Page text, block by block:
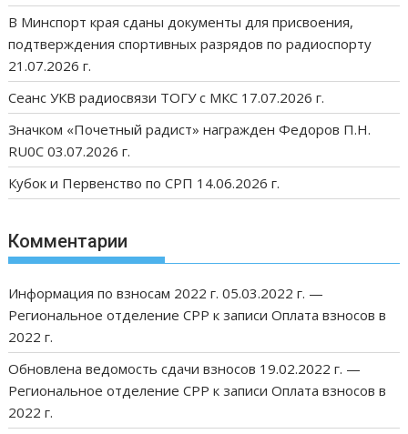
В Минспорт края сданы документы для присвоения,
подтверждения спортивных разрядов по радиоспорту
21.07.2026 г.
Сеанс УКВ радиосвязи ТОГУ с МКС 17.07.2026 г.
Значком «Почетный радист» награжден Федоров П.Н.
RU0C 03.07.2026 г.
Кубок и Первенство по СРП 14.06.2026 г.
Комментарии
Информация по взносам 2022 г. 05.03.2022 г. —
Региональное отделение СРР к записиОплата взносов в
2022 г.
Обновлена ведомость сдачи взносов 19.02.2022 г. —
Региональное отделение СРР к записиОплата взносов в
2022 г.